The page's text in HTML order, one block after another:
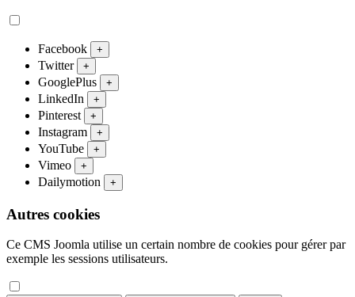
Facebook +
Twitter +
GooglePlus +
LinkedIn +
Pinterest +
Instagram +
YouTube +
Vimeo +
Dailymotion +
Autres cookies
Ce CMS Joomla utilise un certain nombre de cookies pour gérer par
exemple les sessions utilisateurs.